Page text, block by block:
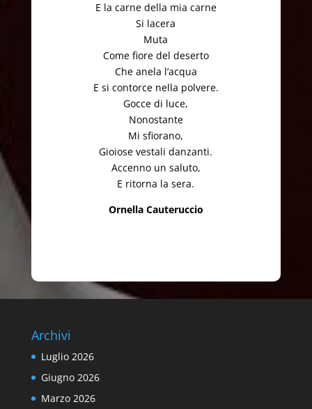
E la carne della mia carne
Si lacera
Muta
Come fiore del deserto
Che anela l’acqua
E si contorce nella polvere.
Gocce di luce,
Nonostante
Mi sfiorano,
Gioiose vestali danzanti.
Accenno un saluto,
E ritorna la sera.
Ornella Cauteruccio
Archivi
Luglio 2026
Giugno 2026
Marzo 2026